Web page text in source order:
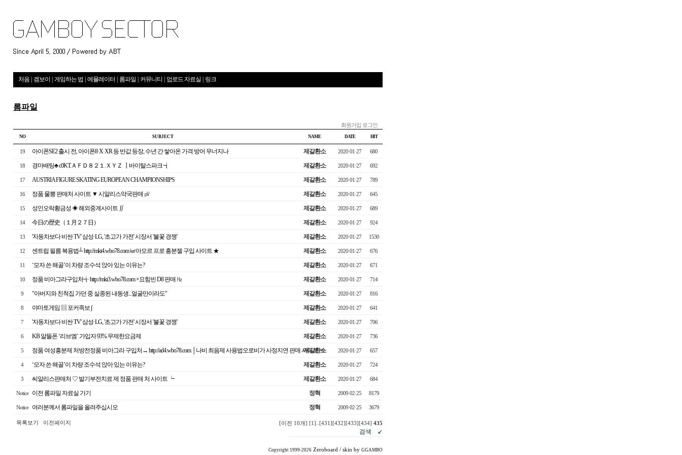
처음 겜보이 게임하는 법 에뮬레이터 롬파일 커뮤니티 업로드 자료실 링크
롬파일
회원가입 로그인
NO S U B J E C T NAME DATE HIT
19 아이폰SE2 출시 전, 아이폰8·X·XR 등 반값 등장, 수년 간 쌓아온 가격 방어 무너지나 제갈환소 2020·01·27 680
18 경마배팅♣ c0KT.ＡＦＤ８２１.ＸＹＺ ┃바이탈스파크 ┪ 제갈환소 2020·01·27 692
17 AUSTRIA FIGURE SKATING EUROPEAN CHAMPIONSHIPS 제갈환소 2020·01·27 789
16 정품 물뽕 판매처 사이트 ▼ 시알리스약국판매 ㎴ 제갈환소 2020·01·27 645
15 성인오락황금성 ◈ 해외중계사이트 ∬ 제갈환소 2020·01·27 689
14 今日の歴史（１月２７日） 제갈환소 2020·01·27 924
13 '자동차보다 비싼 TV' 삼성·LG, '초고가 가전' 시장서 '불꽃 경쟁' 제갈환소 2020·01·27 1530
12 센트립 필름 복용법┴ http://mkt4.wbo78.com ㎢아모르 프로 흥분젤 구입 사이트 ★ 제갈환소 2020·01·27 676
11 ‘모자 쓴 해골’이 차량 조수석 앉아 있는 이유는? 제갈환소 2020·01·27 671
10 정품 비아그라구입처╅ http://mkt3.wbo78.com ×요힘빈 D8 판매 ㎐ 제갈환소 2020·01·27 714
9 "아버지와 친척집 가던 중 실종된 내동생...얼굴만이라도" 제갈환소 2020·01·27 816
8 야마토게임 ▥ 포커족보 ∫ 제갈환소 2020·01·27 641
7 '자동차보다 비싼 TV' 삼성·LG, '초고가 가전' 시장서 '불꽃 경쟁' 제갈환소 2020·01·27 706
6 KB 알뜰폰 ‘리브엠’ 가입자 93% 무제한요금제 제갈환소 2020·01·27 736
5 정품 여성흥분제 처방전정품 비아그라 구입처→ http://ad4.wbo78.com │나비 최음제 사용법오로비가 사정지연 판매 사이트 ☜
제갈환소 2020·01·27 657
4 ‘모자 쓴 해골’이 차량 조수석 앉아 있는 이유는? 제갈환소 2020·01·27 724
3 씨알리스판매처 ♡ 발기부전치료 제 정품 판매 처 사이트 ┕ 제갈환소 2020·01·27 684
Notice 이전 롬파일 자료실 가기 정혁 2009·02·25 8179
Notice 여러분께서 롬파일을 올려주십시오 정혁 2009·02·25 3679
목록보기 이전페이지 [이전 10개] [1] [431] [432] [433] [434] 435
Copyright 1999-2026 Zeroboard / skin by GGAMBO